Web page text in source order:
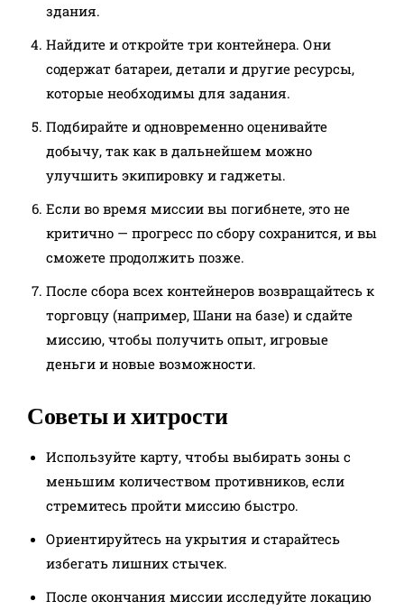
здания.
Найдите и откройте три контейнера. Они
содержат батареи, детали и другие ресурсы,
которые необходимы для задания.
Подбирайте и одновременно оценивайте
добычу, так как в дальнейшем можно
улучшить экипировку и гаджеты.
Если во время миссии вы погибнете, это не
критично — прогресс по сбору сохранится, и вы
сможете продолжить позже.
После сбора всех контейнеров возвращайтесь к
торговцу (например, Шани на базе) и сдайте
миссию, чтобы получить опыт, игровые
деньги и новые возможности.
Советы и хитрости
Используйте карту, чтобы выбирать зоны с
меньшим количеством противников, если
стремитесь пройти миссию быстро.
Ориентируйтесь на укрытия и старайтесь
избегать лишних стычек.
После окончания миссии исследуйте локацию